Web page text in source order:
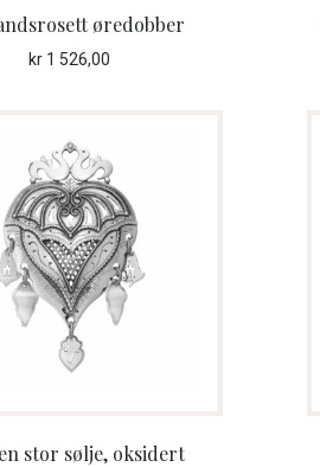
øredobber
kr 1 526,00
stor sølje, oksidert